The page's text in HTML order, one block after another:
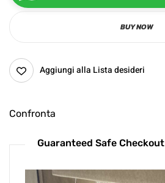
BUY NOW
Aggiungi alla Lista desideri
Confronta
Guaranteed Safe Checkout